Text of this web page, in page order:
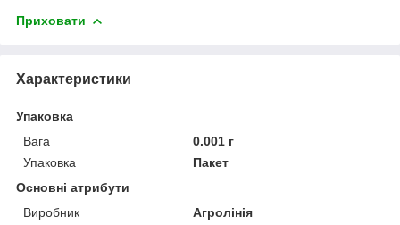
Приховати
Характеристики
Упаковка
Вага
0.001 г
Упаковка
Пакет
Основні атрибути
Виробник
Агролінія